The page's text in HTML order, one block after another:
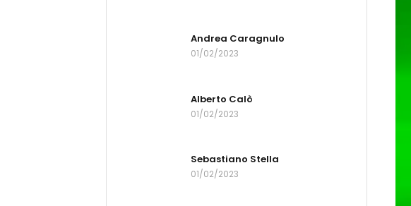
Andrea Caragnulo
01/02/2023
Alberto Calò
01/02/2023
Sebastiano Stella
01/02/2023